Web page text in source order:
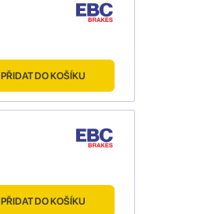
PŘIDAT DO KOŠÍKU
PŘIDAT DO KOŠÍKU